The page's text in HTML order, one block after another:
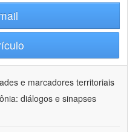
e marcadores territoriais
diálogos e sinapses